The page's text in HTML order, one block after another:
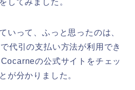
いって、ふっと思ったのは、
代引の支払い方法が利用でき
の公式サイトをチェッ
が分かりました。